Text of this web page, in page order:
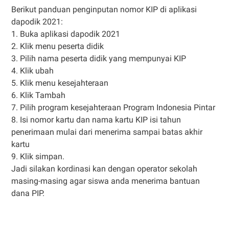
Berikut panduan penginputan nomor KIP di aplikasi
dapodik 2021:
1. Buka aplikasi dapodik 2021
2. Klik menu peserta didik
3. Pilih nama peserta didik yang mempunyai KIP
4. Klik ubah
5. Klik menu kesejahteraan
6. Klik Tambah
7. Pilih program kesejahteraan Program Indonesia Pintar
8. Isi nomor kartu dan nama kartu KIP isi tahun
penerimaan mulai dari menerima sampai batas akhir
kartu
9. Klik simpan.
Jadi silakan kordinasi kan dengan operator sekolah
masing-masing agar siswa anda menerima bantuan
dana PIP.